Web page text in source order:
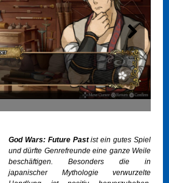
God Wars: Future Pastist ein gutes Spiel
und dürfte Genrefreunde eine ganze Weile
beschäftigen. Besonders die in
japanischer Mythologie verwurzelte